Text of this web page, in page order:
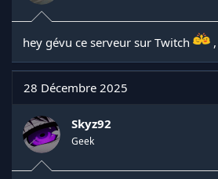
hey gévu ce serveur sur Twitch
28 Décembre 2025
Skyz92
Geek